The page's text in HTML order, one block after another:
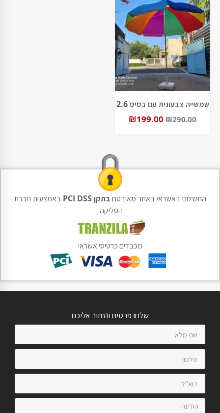
שמשייה צבעונית עם בסיס 2.6
₪290.00
₪199.00
התשלום באשראי באתר מאובטחבתקן PCI DSS
באמצעות חברת
הסליקה
מכבדים כרטיסי אשראי
שלחו פרטים ונחזור אליכם